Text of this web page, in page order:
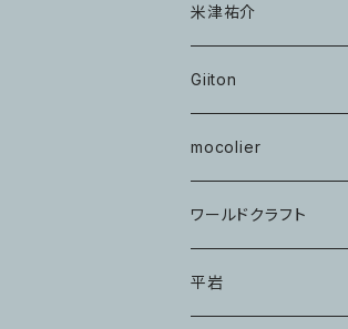
米津祐介
Giiton
mocolier
ワールドクラフト
平岩